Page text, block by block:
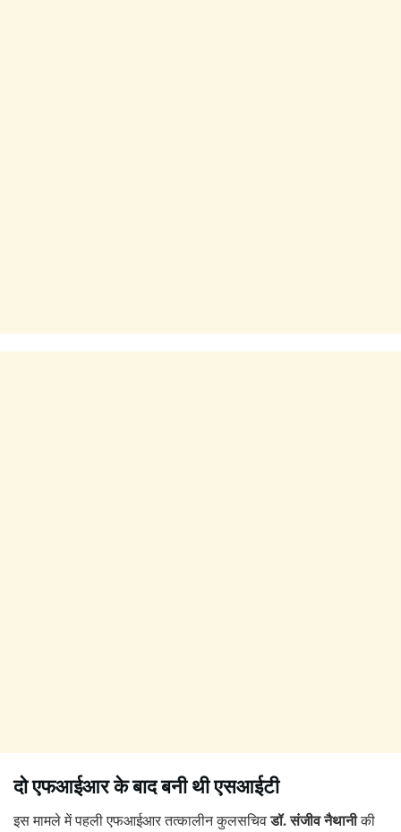
दो एफआईआर के बाद बनी थी एसआईटी
इस मामले में पहली एफआईआर तत्कालीन कुलसचिवडॉ. संजीव नैथानीकी